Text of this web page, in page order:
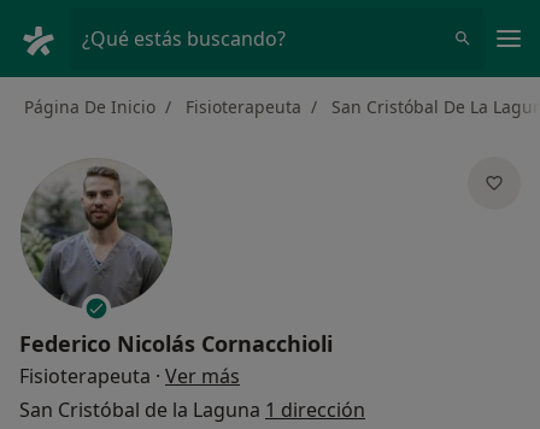
¿Qué estás buscando?
Página De Inicio Fisioterapeuta San Cristóbal De La
Federico Nicolás Cornacchioli
Fisioterapeuta · Ver más
San Cristóbal de la Laguna 1 dirección